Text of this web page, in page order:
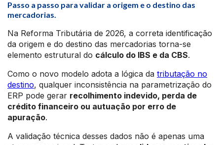
Passo a passo para validar a origem e o destino das
mercadorias.
Na Reforma Tributária de 2026, a correta identificação
da origem e do destino das mercadorias torna-se
elemento estrutural do cálculo do IBS e da CBS.
Como o novo modelo adota a lógica da tributação no
destino, qualquer inconsistência na parametrização do
ERP pode gerar recolhimento indevido, perda de
crédito financeiro ou autuação por erro de
apuração.
A validação técnica desses dados não é apenas uma